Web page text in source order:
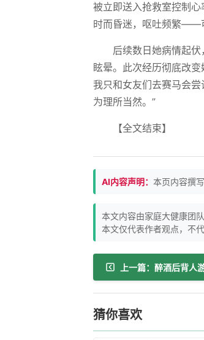
被立即送入抢救室控制
时而昏迷，呕吐频繁——
后续数日她病情起
眩晕。此次经历彻底改
我只和女友们去赛马会
为理所当然。”
【全文结束】
AI内容声明： 本页内容撰
本文内容由家庭大健康团
本文仅代表作者观点，不
猜你喜欢